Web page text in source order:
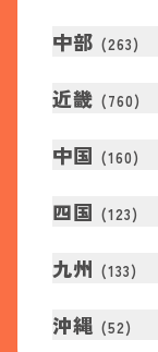
中部 (263)
近畿 (760)
中国 (160)
四国 (123)
九州 (133)
沖縄 (52)